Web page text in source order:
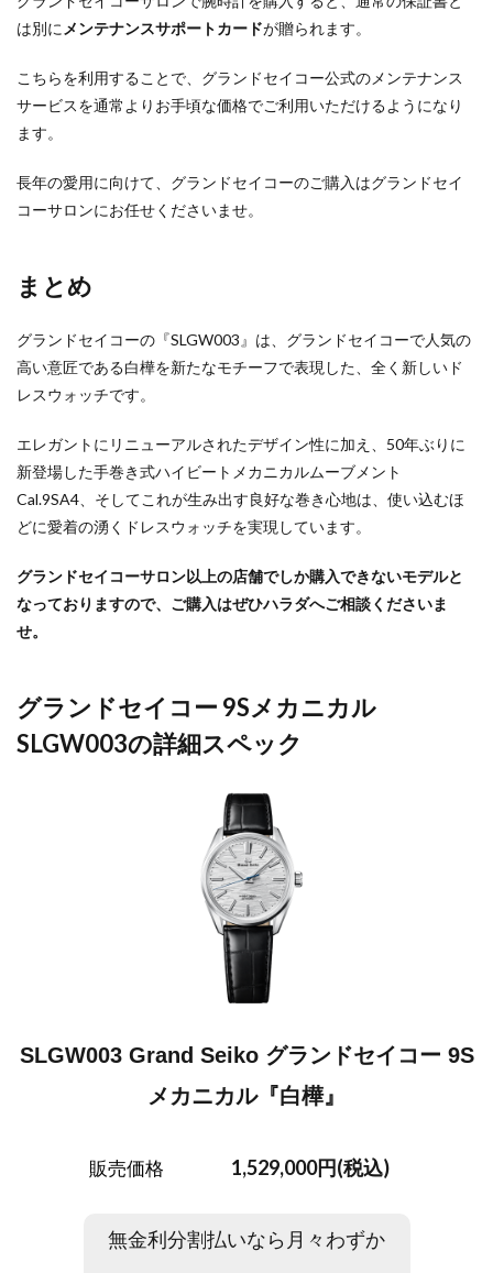
は別に メンテナンスサポートカードが贈られます。
こちらを利用することで、グランドセイコー公式のメンテナンス
サービスを通常よりお手頃な価格でご利用いただけるようになり
ます。
長年の愛用に向けて、グランドセイコーのご購入はグランドセイ
コーサロンにお任せくださいませ。
まとめ
グランドセイコーの『SLGW003』は、グランドセイコーで人気の
高い意匠である白樺を新たなモチーフで表現した、全く新しいド
レスウォッチです。
エレガントにリニューアルされたデザイン性に加え、50年ぶりに
新登場した手巻き式ハイビートメカニカルムーブメント
Cal.9SA4、そしてこれが生み出す良好な巻き心地は、使い込むほ
どに愛着の湧くドレスウォッチを実現しています。
グランドセイコーサロン以上の店舗でしか購入できないモデルと
なっておりますので、ご購入はぜひハラダへご相談くださいま
せ。
グランドセイコー 9Sメカニカル
SLGW003の詳細スペック
SLGW003 Grand Seiko グランドセイコー 9S
メカニカル『白樺』
販売価格 1,529,000円(税込)
無金利分割払いなら月々わずか